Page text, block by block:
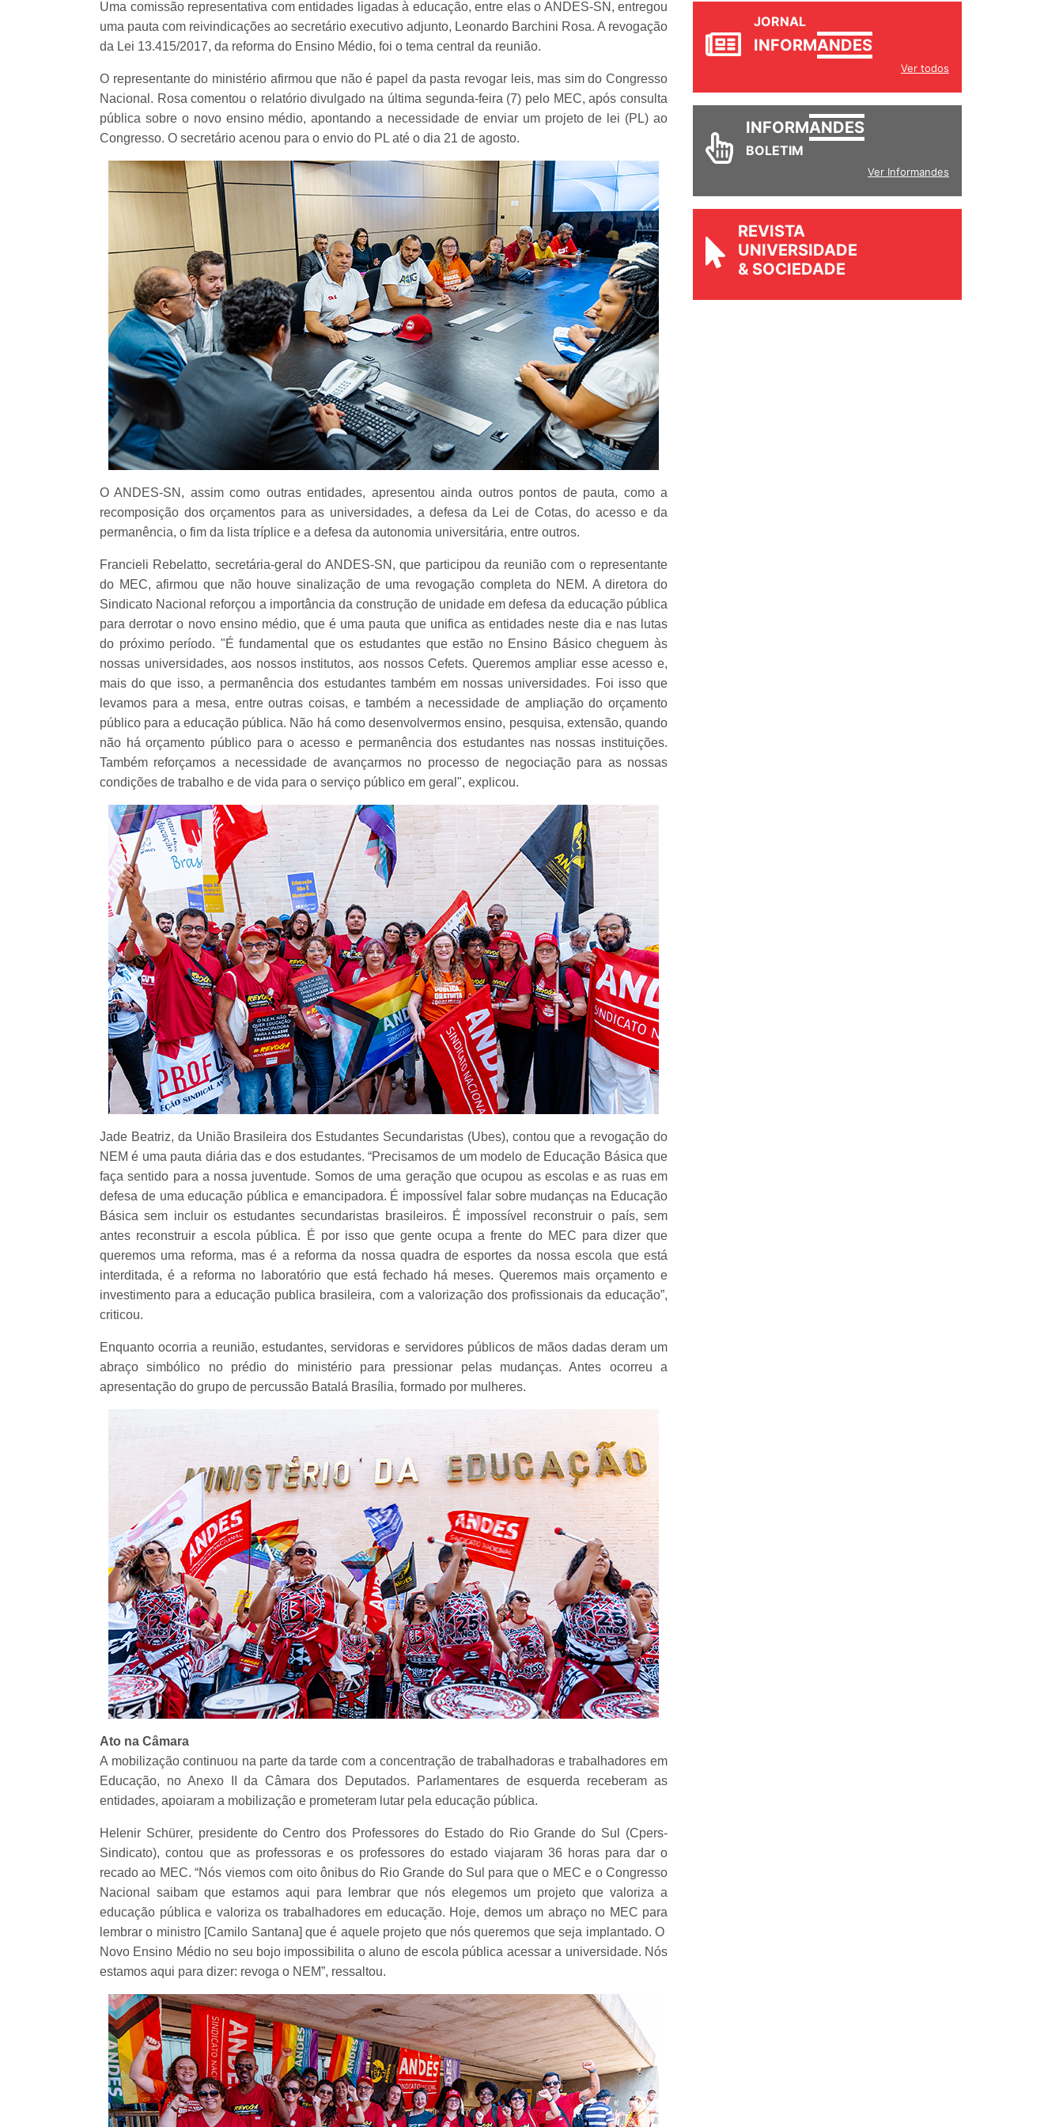
Uma comissão representativa com entidades ligadas à educação, entre elas o ANDES-SN, entregou
uma pauta com reivindicações ao secretário executivo adjunto, Leonardo Barchini Rosa. A revogação
da Lei 13.415/2017, da reforma do Ensino Médio, foi o tema central da reunião.
O representante do ministério afirmou que não é papel da pasta revogar leis, mas sim do Congresso
Nacional. Rosa comentou o relatório divulgado na última segunda-feira (7) pelo MEC, após consulta
pública sobre o novo ensino médio, apontando a necessidade de enviar um projeto de lei (PL) ao
Congresso. O secretário acenou para o envio do PL até o dia 21 de agosto.
O ANDES-SN, assim como outras entidades, apresentou ainda outros pontos de pauta, como a
recomposição dos orçamentos para as universidades, a defesa da Lei de Cotas, do acesso e da
permanência, o fim da lista tríplice e a defesa da autonomia universitária, entre outros.
Francieli Rebelatto, secretária-geral do ANDES-SN, que participou da reunião com o representante
do MEC, afirmou que não houve sinalização de uma revogação completa do NEM. A diretora do
Sindicato Nacional reforçou a importância da construção de unidade em defesa da educação pública
para derrotar o novo ensino médio, que é uma pauta que unifica as entidades neste dia e nas lutas
do próximo período. "É fundamental que os estudantes que estão no Ensino Básico cheguem às
nossas universidades, aos nossos institutos, aos nossos Cefets. Queremos ampliar esse acesso e,
mais do que isso, a permanência dos estudantes também em nossas universidades. Foi isso que
levamos para a mesa, entre outras coisas, e também a necessidade de ampliação do orçamento
público para a educação pública. Não há como desenvolvermos ensino, pesquisa, extensão, quando
não há orçamento público para o acesso e permanência dos estudantes nas nossas instituições.
Também reforçamos a necessidade de avançarmos no processo de negociação para as nossas
condições de trabalho e de vida para o serviço público em geral", explicou.
Jade Beatriz, da União Brasileira dos Estudantes Secundaristas (Ubes), contou que a revogação do
NEM é uma pauta diária das e dos estudantes. “Precisamos de um modelo de Educação Básica que
faça sentido para a nossa juventude. Somos de uma geração que ocupou as escolas e as ruas em
defesa de uma educação pública e emancipadora. É impossível falar sobre mudanças na Educação
Básica sem incluir os estudantes secundaristas brasileiros. É impossível reconstruir o país, sem
antes reconstruir a escola pública. É por isso que gente ocupa a frente do MEC para dizer que
queremos uma reforma, mas é a reforma da nossa quadra de esportes da nossa escola que está
interditada, é a reforma no laboratório que está fechado há meses. Queremos mais orçamento e
investimento para a educação publica brasileira, com a valorização dos profissionais da educação”,
criticou.
Enquanto ocorria a reunião, estudantes, servidoras e servidores públicos de mãos dadas deram um
abraço simbólico no prédio do ministério para pressionar pelas mudanças. Antes ocorreu a
apresentação do grupo de percussão Batalá Brasília, formado por mulheres.
Ato na Câmara
A mobilização continuou na parte da tarde com a concentração de trabalhadoras e trabalhadores em
Educação, no Anexo II da Câmara dos Deputados. Parlamentares de esquerda receberam as
entidades, apoiaram a mobilização e prometeram lutar pela educação pública.
Helenir Schürer, presidente do Centro dos Professores do Estado do Rio Grande do Sul (Cpers-
Sindicato), contou que as professoras e os professores do estado viajaram 36 horas para dar o
recado ao MEC. “Nós viemos com oito ônibus do Rio Grande do Sul para que o MEC e o Congresso
Nacional saibam que estamos aqui para lembrar que nós elegemos um projeto que valoriza a
educação pública e valoriza os trabalhadores em educação. Hoje, demos um abraço no MEC para
lembrar o ministro [Camilo Santana] que é aquele projeto que nós queremos que seja implantado. O
Novo Ensino Médio no seu bojo impossibilita o aluno de escola pública acessar a universidade. Nós
estamos aqui para dizer: revoga o NEM”, ressaltou.
JORNAL
Ver todos
INFORM
Ver Informandes
REVISTA
UNIVERSIDADE